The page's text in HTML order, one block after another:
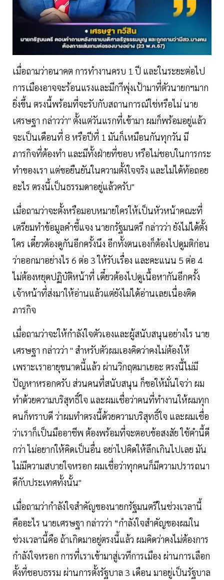
เมื่อถามว่าอนาคต การทำงานครบ 1 ปี และในระยะต่อไป
การเมืองอาจจะร้อนแรงและมีกาีพุ่งเป้ามาที่ตัวนายกฯมาก
ยิ่งขึ้น ตรงนี้พร้อมที่จะรับกับสถานการณ์ใช่หรือไม่ นาย
เศรษฐา กล่าวว่า" ตั้งแต่วันแรกที่เข้ามา ผมก็พร้อมอยู่แล้ว
จะเป็นเดือนที่ 8 หรือปีที่ 1 มันก็เหมือนกันทุกวัน มี
ภารกิจที่ต้องทำ และมีทั้งฝ่ายที่ชอบ หรือไม่ชอบในการกระ
ทำของเรา แต่ขอยืนยันในความตั้งใจจริง และไม่ได้ท้อถอย
อะไร ตรงนี้เป็นธรรมดาอยู่แล้วครับ"
เมื่อถามว่าจะตั้งหรือมอบหมายใครให้เป็นหัวหน้าคณะที่
เตรียมทำข้อมูลคำชี้แจง นายกรัฐมนตรี กล่าวว่า ยังไม่ได้ตั้ง
ใคร เดี๋ยวต้องดูกันอีกครั้งนึง อีกทั้งตนเองก็ต้องไปดูมติก่อน
ว่าออกมาอย่างไร 6 ต่อ 3 ให้รับเรื่อง และคะแนน 5 ต่อ 4
ไม่ต้องหยุดปฏิบัติหน้าที่ เดี๋ยวต้องไปดูเนื้อหากันอีกครั้ง
เจ้าหน้าที่ส่งมาให้อ่านแล้วแต่ยังไม่ได้อ่านเลยเนื่องติด
ภารกิจ
เมื่อถามว่าจะให้กำลังใจตัวเองและผู้สนับสนุนอย่างไร นาย
เศรษฐา กล่าวว่า " สำหรับตัวผมเองคิดว่าคงไม่ต้องให้
เพราะเราอายุขนาดนี้แล้ว ผ่านวิกฤตมาเยอะ ตรงนี้ไม่มี
ปัญหาหรอกครับ ส่วนคนที่สนับสนุน ก็ขอให้มั่นใจว่า ผม
ทำด้วยความบริสุทธิ์ใจ และผมเชื่อว่าคนที่ทำงานให้ผมทุก
คนก็ทราบดี ว่าผมทำตรงนี้ด้วยความบริสุทธิ์ใจ และผมเชื่อ
ว่าเราก็เป็นมืออาชีพ ต้องพร้อมที่จะตอบข้อสงสัย ใช้คำนี้ดี
กว่า ไม่อยากให้คิดเป็นอื่น อย่าไปคิดให้ลึกเกินไปเลย มัน
ไม่มีความสบายใจหรอก ผมเชื่อว่าทุกคนก็มีความปรารถนา
ดีกับประเทศทั้งนั้น"
เมื่อถามว่ากำลังใจสำคัญของนายกรัฐมนตรีในช่วงเวลานี้
คืออะไร นายเศรษฐา กล่าวว่า “กำลังใจสำคัญของผมใน
ช่วงเวลานี้คือ ถ้าเกิดมาอยู่ตรงนี้แล้ว ผมคิดว่าคงไม่ต้องการ
กำลังใจหรอก การที่เราเข้ามาสู่เวทีการเมือง ผ่านการเลือก
ตั้งที่ชอบธรรม ผ่านการตั้งรัฐบาล 3 เดือน มาอยู่เป็นรัฐบาล